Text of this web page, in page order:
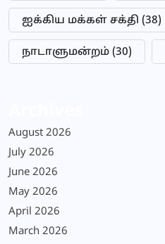
ஐக்கிய மக்கள் சக்தி (38)
நாடாளுமன்றம் (30)
August 2026
July 2026
June 2026
May 2026
April 2026
March 2026